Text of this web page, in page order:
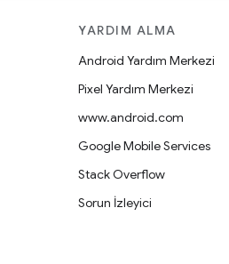
YARDIM ALMA
Android Yardım Merkezi
Pixel Yardım Merkezi
www.android.com
Google Mobile Services
Stack Overflow
Sorun İzleyici